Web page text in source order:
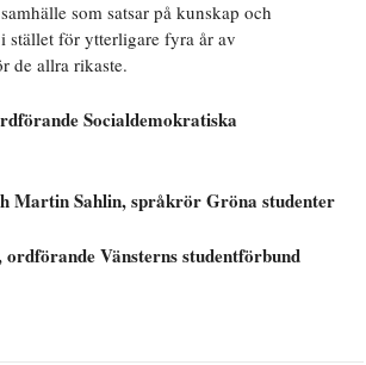
som satsar på kunskap och
för ytterligare fyra år av
de allra rikaste.
Socialdemokratiska
Martin Sahlin, språkrör Gröna studenter
ordförande Vänsterns studentförbund